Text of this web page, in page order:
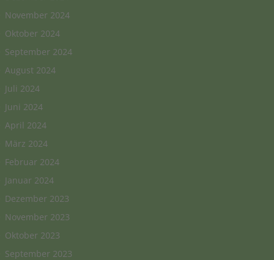
November 2024
Oktober 2024
September 2024
August 2024
Juli 2024
Juni 2024
April 2024
März 2024
Februar 2024
Januar 2024
Dezember 2023
November 2023
Oktober 2023
September 2023